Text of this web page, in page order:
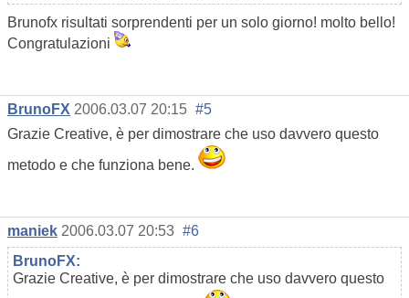
Brunofx risultati sorprendenti per un solo giorno! molto bello!
Congratulazioni
BrunoFX 2006.03.07 20:15 #5
Grazie Creative, è per dimostrare che uso davvero questo
metodo e che funziona bene.
maniek 2006.03.07 20:53 #6
BrunoFX:
Grazie Creative, è per dimostrare che uso davvero questo